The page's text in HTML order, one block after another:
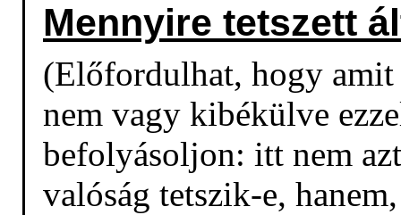
Mennyire tetszett
(Előfordulhat, hogy amit
nem vagy kibékülve
befolyásoljon: itt nem
valóság tetszik-e,